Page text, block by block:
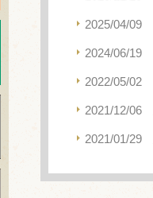
2025/04/09
2024/06/19
2022/05/02
2021/12/06
2021/01/29